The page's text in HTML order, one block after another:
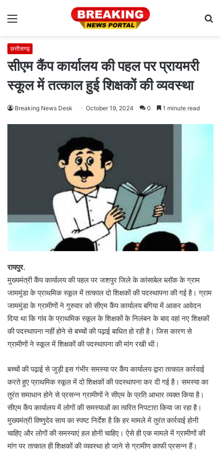
Menu
छत्तीसगढ़
सीएम कैंप कार्यालय की पहल पर प्रायमरी
स्कूल में तत्काल हुई शिक्षकों की व्यवस्था
Breaking News Desk October 19, 2024 0 1 minute read
रायपुर.
मुख्यमंत्री कैंप कार्यालय की पहल पर जशपुर जिले के कांसाबेल ब्लॉक के ग्राम
जाममुंडा के प्राथमिक स्कूल में तत्काल दो शिक्षकों की पदस्थापना की गई है। ग्राम
जाममुंडा के ग्रामीणों ने गुरुवार को सीएम कैंप कार्यालय बगिया में आकर आवेदन
दिया था कि गांव के प्राथमिक स्कूल के शिक्षकों के निलंबन के बाद वहां नए शिक्षकों
की पदस्थापना नहीं होने से बच्चों की पढ़ाई बाधित हो रही है। जिस कारण से
ग्रामीणों ने स्कूल में शिक्षकों की पदस्थापना की मांग रखी थी।
बच्चों की पढ़ाई से जुड़ी इस गंभीर समस्या पर कैंप कार्यालय द्वारा तत्काल कार्रवाई
करते हुए प्राथमिक स्कूल में दो शिक्षकों की पदस्थापना कर दी गई है। समस्या का
तुरंत समाधान होने से प्रसन्न ग्रामीणों ने सीएम के प्रति आभार व्यक्त किया है।
सीएम कैंप कार्यालय में लोगों की समस्याओं का त्वरित निपटारा किया जा रहा है।
मुख्यमंत्री विष्णुदेव साय का स्पष्ट निर्देश है कि हर मामले में तुरंत कार्रवाई होनी
चाहिए और लोगों की समस्याएं हल होनी चाहिए। ऐसे ही एक मामले में ग्रामीणों की
मांग पर तत्काल ही शिक्षकों की व्यवस्था हो जाने से ग्रामीण काफी प्रसन्न हैं।